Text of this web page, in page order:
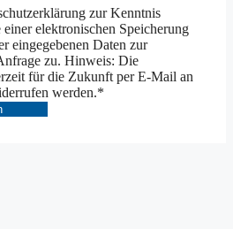
zur Kenntnis
elektronischen Speicherung
eingegebenen Daten zur
zu. Hinweis: Die
für die Zukunft per E-Mail an
werden.*